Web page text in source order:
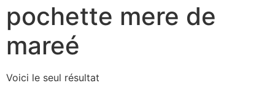
pochette mere de
mareé
Voici le seul résultat